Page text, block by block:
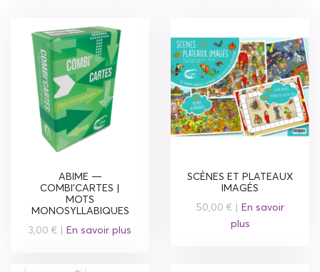
ABIME —
COMBI'CARTES |
MOTS
MONOSYLLABIQUES
3,00 € | En savoir plus
SCÈNES ET PLATEAUX
IMAGÉS
50,00 € | En savoir
plus